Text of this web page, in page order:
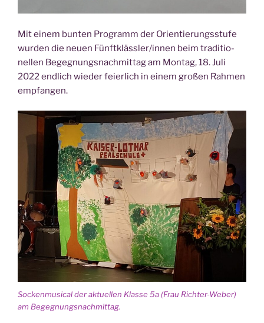
Mit einem bun­ten Pro­gramm der Ori­en­tie­rungs­stu­fe
wur­den die neu­en Fünftklässler/innen beim tra­di­tio­
nel­len Begegnungs­nachmittag am Mon­tag, 18. Juli
2022 end­lich wie­der fei­er­lich in einem gro­ßen Rah­men
empfangen.
Socken­mu­si­cal der aktu­el­len Klas­se 5a (Frau Rich­ter-Weber)
am Begegnungsnachmittag.